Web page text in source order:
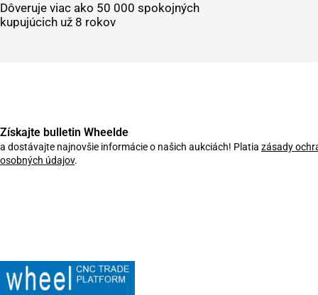
Dôveruje viac ako 50 000 spokojných
kupujúcich už 8 rokov
Získajte bulletin Wheelde
a dostávajte najnovšie informácie o našich aukciách! Platia zásady
osobných údajov.